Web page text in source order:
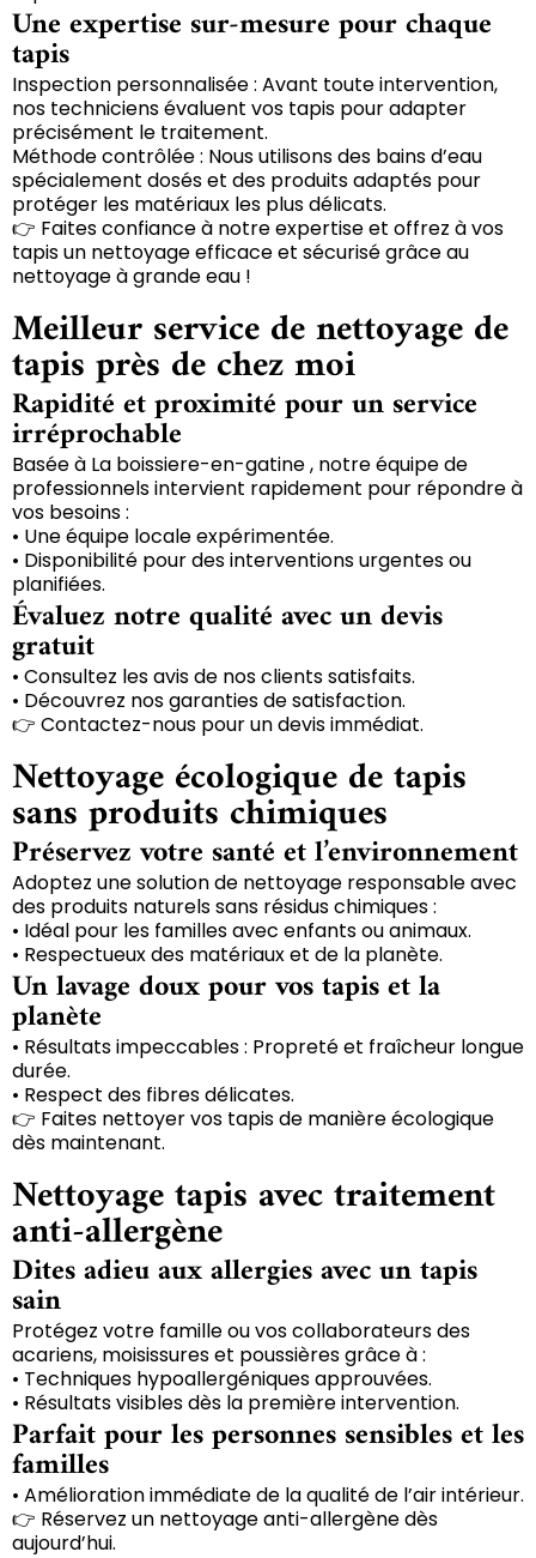
Une expertise sur-mesure pour chaque
tapis
Inspection personnalisée : Avant toute intervention,
nos techniciens évaluent vos tapis pour adapter
précisément le traitement.
Méthode contrôlée : Nous utilisons des bains d’eau
spécialement dosés et des produits adaptés pour
protéger les matériaux les plus délicats.
👉 Faites confiance à notre expertise et offrez à vos
tapis un nettoyage efficace et sécurisé grâce au
nettoyage à grande eau !
Meilleur service de nettoyage de
tapis près de chez moi
Rapidité et proximité pour un service
irréprochable
Basée à La boissiere-en-gatine , notre équipe de
professionnels intervient rapidement pour répondre à
vos besoins :
• Une équipe locale expérimentée.
• Disponibilité pour des interventions urgentes ou
planifiées.
Évaluez notre qualité avec un devis
gratuit
• Consultez les avis de nos clients satisfaits.
• Découvrez nos garanties de satisfaction.
👉 Contactez-nous pour un devis immédiat.
Nettoyage écologique de tapis
sans produits chimiques
Préservez votre santé et l’environnement
Adoptez une solution de nettoyage responsable avec
des produits naturels sans résidus chimiques :
• Idéal pour les familles avec enfants ou animaux.
• Respectueux des matériaux et de la planète.
Un lavage doux pour vos tapis et la
planète
• Résultats impeccables : Propreté et fraîcheur longue
durée.
• Respect des fibres délicates.
👉 Faites nettoyer vos tapis de manière écologique
dès maintenant.
Nettoyage tapis avec traitement
anti-allergène
Dites adieu aux allergies avec un tapis
sain
Protégez votre famille ou vos collaborateurs des
acariens, moisissures et poussières grâce à :
• Techniques hypoallergéniques approuvées.
• Résultats visibles dès la première intervention.
Parfait pour les personnes sensibles et les
familles
• Amélioration immédiate de la qualité de l’air intérieur.
👉 Réservez un nettoyage anti-allergène dès
aujourd’hui.